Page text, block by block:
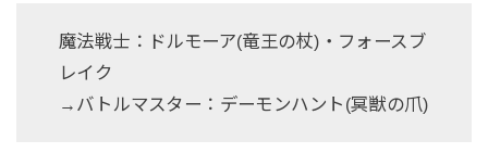
魔法戦士：ドルモーア(竜王の杖)・フォースブ
レイク
→バトルマスター：デーモンハント(冥獣の爪)